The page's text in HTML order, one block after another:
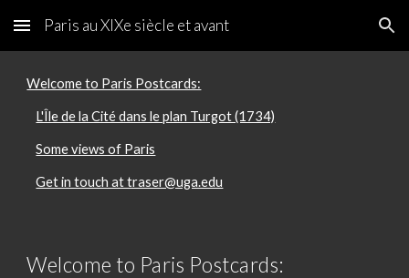
Skip to main content Skip to navigation
Paris au XIXe siècle et avant
Welcome to Paris Postcards:
L'Île de la Cité dans le plan Turgot (1734)
Some views of Paris
Get in touch at traser@uga.edu
Welcome to Paris Postcards: